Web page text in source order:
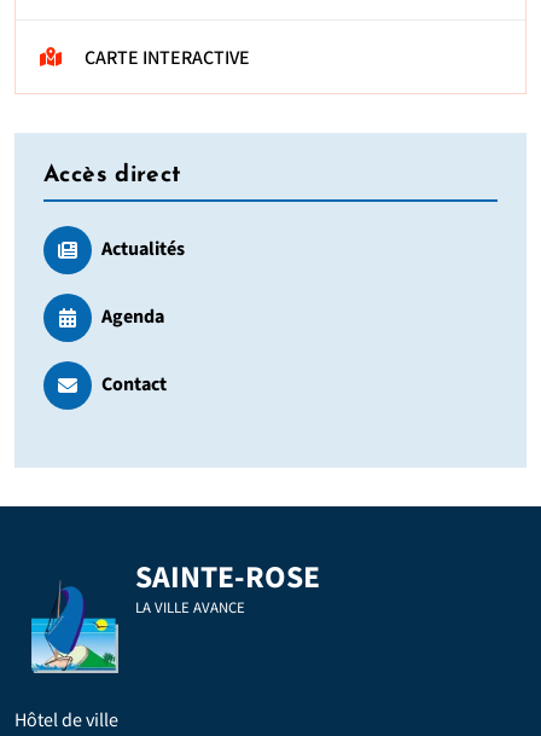
CARTE INTERACTIVE
Accès direct
Actualités
Agenda
Contact
SAINTE-ROSE
LA VILLE AVANCE
Hôtel de ville